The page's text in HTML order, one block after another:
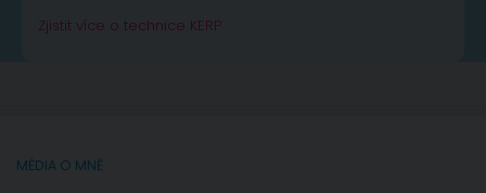
Zjistit více o technice KERP
MÉDIA O MNĚ